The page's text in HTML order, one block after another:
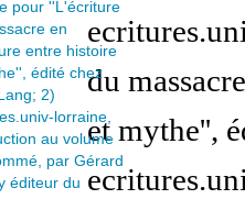
du
et mythe'',